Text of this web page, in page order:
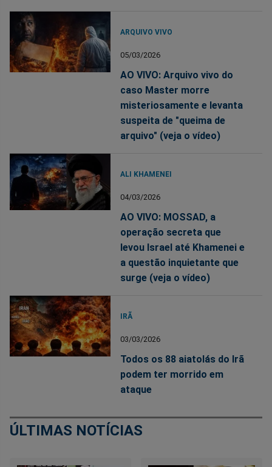
ARQUIVO VIVO
05/03/2026
AO VIVO: Arquivo vivo do
caso Master morre
misteriosamente e levanta
suspeita de "queima de
arquivo" (veja o vídeo)
ALI KHAMENEI
04/03/2026
AO VIVO: MOSSAD, a
operação secreta que
levou Israel até Khamenei e
a questão inquietante que
surge (veja o vídeo)
IRÃ
03/03/2026
Todos os 88 aiatolás do Irã
podem ter morrido em
ataque
ÚLTIMAS NOTÍCIAS